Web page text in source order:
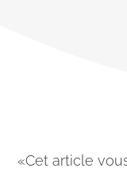
«Cet article